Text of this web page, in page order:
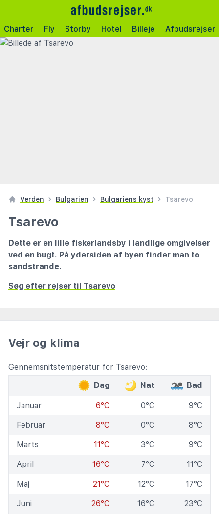
Charter Fly Storby Hotel Billeje Afbudsrejser
Verden Bulgarien Bulgariens kyst Tsarevo
Tsarevo
Dette er en lille fiskerlandsby i landlige omgivelser
ved en bugt. På ydersiden af byen finder man to
sandstrande.
Søg efter rejser til Tsarevo
Vejr og klima
Gennemsnitstemperatur for Tsarevo:
Dag
Nat Bad
Januar 6°C 0°C 9°C
Februar 8°C 0°C 8°C
Marts 11°C 3°C 9°C
April 16°C 7°C 11°C
Maj 21°C 12°C 17°C
Juni 26°C 16°C 23°C